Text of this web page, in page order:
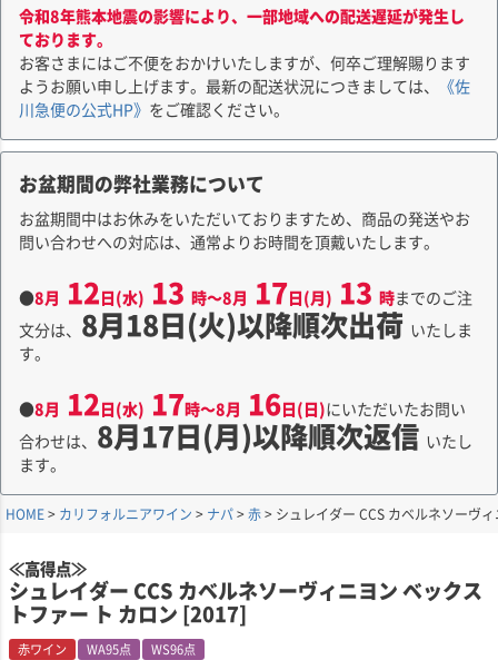
令和8年熊本地震の影響により、一部地域への配送遅延が発生し
ております。
お客さまにはご不便をおかけいたしますが、何卒ご理解賜ります
ようお願い申し上げます。最新の配送状況につきましては、
《佐
川急便の公式HP》 をご確認ください。
お盆期間の弊社業務について
お盆期間中はお休みをいただいておりますため、商品の発送やお
問い合わせへの対応は、通常よりお時間を頂戴いたします。
●8月 12日(水) 13 時～8月 17日(月) 13 時までのご注
文分は、 8月18日(火)以降順次出荷 いたしま
す。
●8月 12日(水) 17時～8月 16日(日)にいただいたお問い
合わせは、 8月17日(月)以降順次返信 いたし
ます。
HOME カリフォルニアワイン ナパ 赤 シュレイダー CCS カベルネソーヴ
≪高得点≫
シュレイダー CCS カベルネソーヴィニヨン ベックス
トファー ト カロン [2017]
赤ワイン WA95点 WS96点